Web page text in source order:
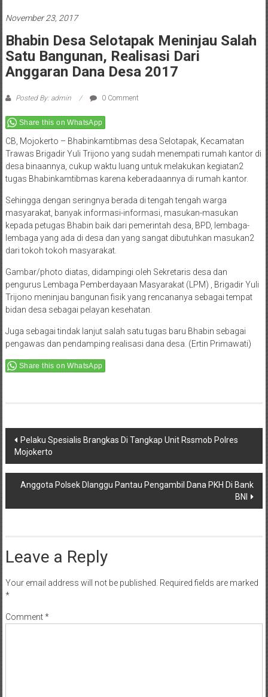
November 23, 2017
Bhabin Desa Selotapak Meninjau Salah
Satu Bangunan, Realisasi Dari
Anggaran Dana Desa 2017
Posted By: admin 0 Comment
Share this on WhatsApp
CB, Mojokerto – Bhabinkamtibmas desa Selotapak, Kecamatan
Trawas Brigadir Yuli Trijono yang sudah menempati rumah kantor di
desa binaannya, cukup waktu luang untuk melakukan kegiatan2
tugas Bhabinkamtibmas karena keberadaannya di rumah kantor.
Sehingga dengan seringnya berada di tengah tengah warga
masyarakat, banyak informasi-informasi, masukan-masukan
kepada petugas Bhabin baik dari pemerintah desa, BPD, lembaga-
lembaga yang ada di desa dan yang sangat dibutuhkan masukan2
dari tokoh tokoh masyarakat.
Gambar/photo diatas, didampingi oleh Sekretaris desa dan
pengurus Lembaga Pemberdayaan Masyarakat (LPM) , Brigadir Yuli
Trijono meninjau bangunan fisik yang rencananya sebagai tempat
bidan desa sebagai pelayan kesehatan.
Juga sebagai tindak lanjut salah satu tugas baru Bhabin sebagai
pengawas dan pendamping realisasi dana desa. (Ertin Primawati)
Share this on WhatsApp
Post
navigation
Pelaku Spesialis Brangkas Di Tangkap Unit Rssmob Polres
Mojokerto
Anggota Polsek Dlanggu Pantau Pengambil Dana PKH Di Bank
BNI
Leave a Reply
Your email address will not be published. Required fields are marked
*
Comment*